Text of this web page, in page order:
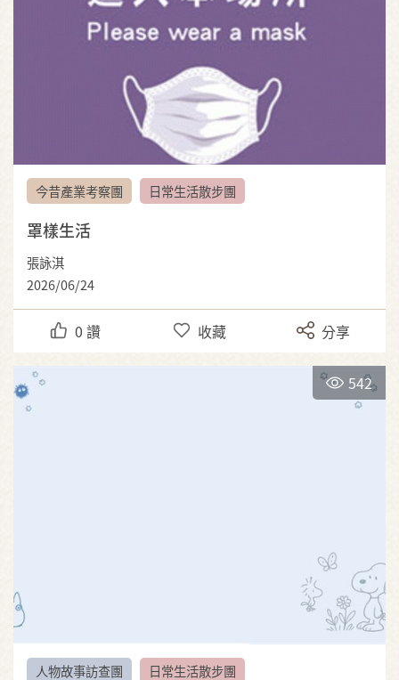
今昔產業考察團 日常生活散步團
罩樣生活
張詠淇
2026/06/24
0 讚 收藏 分享
542
人物故事訪查團 日常生活散步團